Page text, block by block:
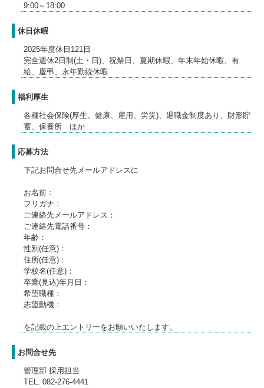
9:00～18:00
休日休暇
2025年度休日121日
完全週休2日制(土・日)、祝祭日、夏期休暇、年末年始休暇、有
給、慶弔、永年勤続休暇
福利厚生
各種社会保険(厚生、健康、雇用、労災)、退職金制度あり、財形貯
蓄、保養所 ほか
応募方法
下記お問合せ先メールアドレスに
お名前：
フリガナ：
ご連絡先メールアドレス：
ご連絡先電話番号：
年齢：
性別(任意)：
住所(任意)：
学校名(任意)：
卒業(見込)年月日：
希望職種：
志望動機：
を記載の上エントリーをお願いいたします。
お問合せ先
管理部 採用担当
TEL. 082-276-4441